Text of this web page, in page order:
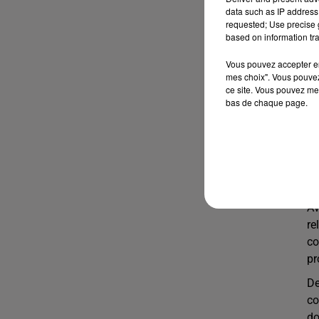
data such as IP
requested; Use precise
based on information
Vous pouvez accepter
mes choix". Vous
ce site. Vous pouvez
bas de chaque page.